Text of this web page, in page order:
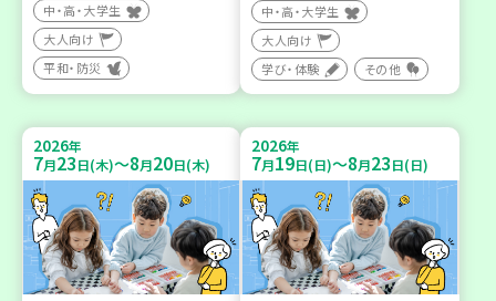
中・高・大学生
大人向け
平和・防災
中・高・大学生
大人向け
学び・体験
その他
2026年
7月23日(木)～8月20日(木)
2026年
7月19日(日)～8月23日(日)